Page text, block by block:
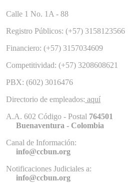
Calle 1 No. 1A - 88
Registro Públicos: (+57) 3158123566
Financiero: (+57) 3157034609
Competitividad: (+57) 3208608621
PBX: (602) 3016476
Directorio de empleados: aquí
A.A. 602 Código - Postal 764501
Buenaventura - Colombia
Canal de Información:
info@ccbun.org
Notificaciones Judiciales a:
info@ccbun.org